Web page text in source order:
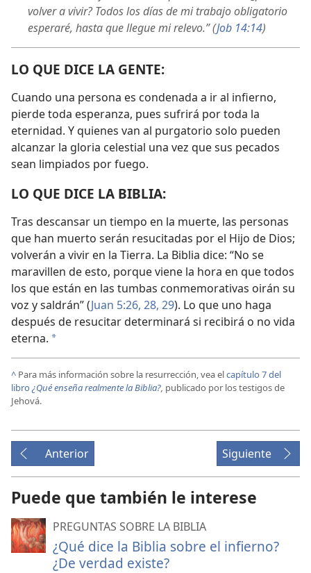
volver a vivir? Todos los días de mi trabajo obligatorio
esperaré, hasta que llegue mi relevo.” (Job 14:14)
LO QUE DICE LA GENTE:
Cuando una persona es condenada a ir al infierno,
pierde toda esperanza, pues sufrirá por toda la
eternidad. Y quienes van al purgatorio solo pueden
alcanzar la gloria celestial una vez que sus pecados
sean limpiados por fuego.
LO QUE DICE LA BIBLIA:
Tras descansar un tiempo en la muerte, las personas
que han muerto serán resucitadas por el Hijo de Dios;
volverán a vivir en la Tierra. La Biblia dice: “No se
maravillen de esto, porque viene la hora en que todos
los que están en las tumbas conmemorativas oirán su
voz y saldrán” (Juan 5:26, 28, 29). Lo que uno haga
después de resucitar determinará si recibirá o no vida
eterna. *
^ Para más información sobre la resurrección, vea elcapítulo 7 del
libro ¿Qué enseña realmente la Biblia? publicado por los testigos de
Jehová.
Anterior Siguiente
Puede que también le interese
PREGUNTAS SOBRE LA BIBLIA
¿Qué dice la Biblia sobre el infierno?
¿De verdad existe?